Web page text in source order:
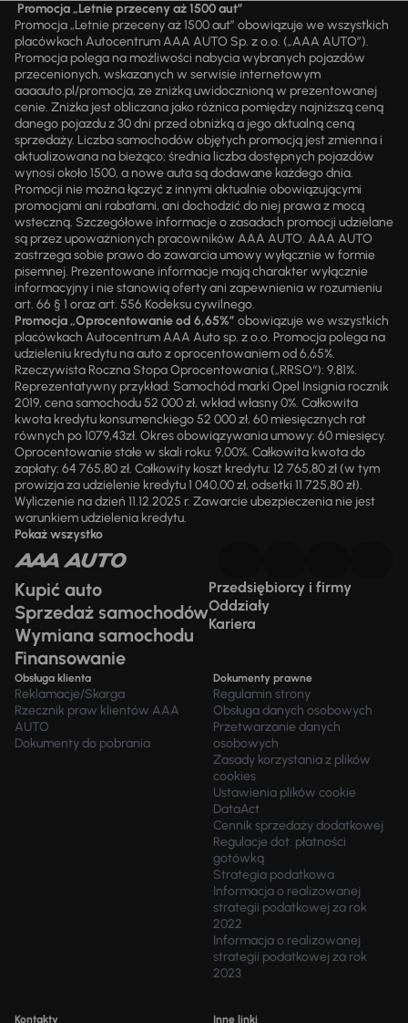
Promocja „Letnie przeceny aż 1500 aut”
Promocja „Letnie przeceny aż 1500 aut” obowiązuje we wszystkich
placówkach Autocentrum AAA AUTO Sp. z o.o. („AAA AUTO”).
Promocja polega na możliwości nabycia wybranych pojazdów
przecenionych, wskazanych w serwisie internetowym
aaaauto.pl/promocja, ze zniżką uwidocznioną w prezentowanej
cenie. Zniżka jest obliczana jako różnica pomiędzy najniższą ceną
danego pojazdu z 30 dni przed obniżką a jego aktualną ceną
sprzedaży. Liczba samochodów objętych promocją jest zmienna i
aktualizowana na bieżąco; średnia liczba dostępnych pojazdów
wynosi około 1500, a nowe auta są dodawane każdego dnia.
Promocji nie można łączyć z innymi aktualnie obowiązującymi
promocjami ani rabatami, ani dochodzić do niej prawa z mocą
wsteczną. Szczegółowe informacje o zasadach promocji udzielane
są przez upoważnionych pracowników AAA AUTO. AAA AUTO
zastrzega sobie prawo do zawarcia umowy wyłącznie w formie
pisemnej. Prezentowane informacje mają charakter wyłącznie
informacyjny i nie stanowią oferty ani zapewnienia w rozumieniu
art. 66 § 1 oraz art. 556 Kodeksu cywilnego.
Promocja „Oprocentowanie od 6,65%” obowiązuje we wszystkich
placówkach Autocentrum AAA Auto sp. z o.o. Promocja polega na
udzieleniu kredytu na auto z oprocentowaniem od 6,65%.
Rzeczywista Roczna Stopa Oprocentowania („RRSO“): 9,81%.
Reprezentatywny przykład: Samochód marki Opel Insignia rocznik
2019, cena samochodu 52 000 zł, wkład własny 0%. Całkowita
kwota kredytu konsumenckiego 52 000 zł, 60 miesięcznych rat
równych po 1079,43zł. Okres obowiązywania umowy: 60 miesięcy.
Oprocentowanie stałe w skali roku: 9,00%. Całkowita kwota do
zapłaty: 64 765,80 zł. Całkowity koszt kredytu: 12 765,80 zł (w tym
prowizja za udzielenie kredytu 1 040,00 zł, odsetki 11 725,80 zł).
Wyliczenie na dzień 11.12.2025 r. Zawarcie ubezpieczenia nie jest
warunkiem udzielenia kredytu.
Pokaż wszystko
Kupić auto
Sprzedaż samochodów
Wymiana samochodu
Finansowanie
Przedsiębiorcy i firmy
Oddziały
Kariera
Obsługa klienta
Reklamacje/Skarga
Rzecznik praw klientów AAA
AUTO
Dokumenty do pobrania
Dokumenty prawne
Regulamin strony
Obsługa danych osobowych
Przetwarzanie danych
osobowych
Zasady korzystania z plików
cookies
Ustawienia plików cookie
DataAct
Cennik sprzedaży dodatkowej
Regulacje dot. płatności
gotówką
Strategia podatkowa
Informacja o realizowanej
strategii podatkowej za rok
2022
Informacja o realizowanej
strategii podatkowej za rok
2023
Kontakty Inne linki